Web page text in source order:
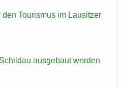
Tou­ris­mus im Lau­sit­zer
aus­ge­baut wer­den